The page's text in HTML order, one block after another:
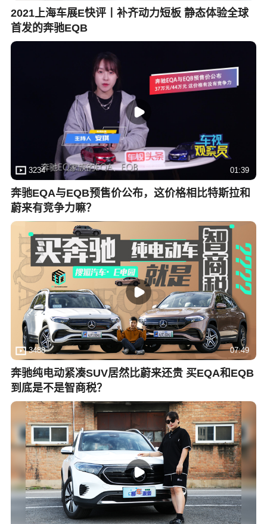
2021上海车展E快评丨补齐动力短板 静态体验全球
首发的奔驰EQB
3234 01:39
奔驰EQA与EQB预售价公布，这价格相比特斯拉和
蔚来有竞争力嘛？
3488 07:49
奔驰纯电动紧凑SUV居然比蔚来还贵 买EQA和EQB
到底是不是智商税？